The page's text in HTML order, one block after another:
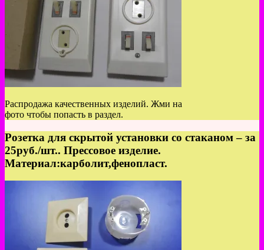
Распродажа качественных изделий. Жми на
фото чтобы попасть в раздел.
Розетка для скрытой установки со стаканом – за
25руб./шт.. Прессовое изделие.
Материал:карболит,фенопласт.